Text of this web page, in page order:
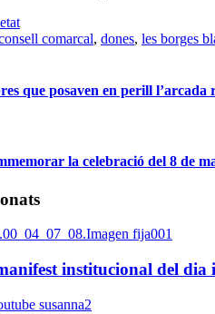
comarcal, dones, les borges
que posaven en perill
la celebració del 8 de
institucional del dia